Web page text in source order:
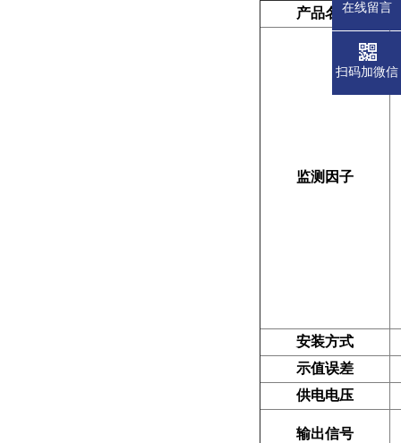
产品名称
监测因子
安装方式
示值误差
供电电压
输出信号
在线留言
扫码加微信